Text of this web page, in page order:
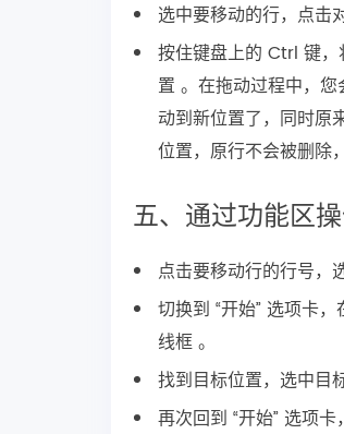
选中要移动的行，点击
按住键盘上的 Ctrl 键，
置 。在拖动过程中，
动到新位置了，同时原
位置，原行不会被删除
五、通过功能区
点击要移动行的行号，
切换到 “开始” 选项卡
线框 。
找到目标位置，选中目
再次回到 “开始” 选项